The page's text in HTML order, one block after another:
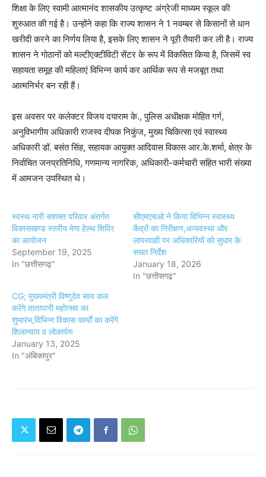
शिक्षा के लिए स्वामी आत्मानंद शासकीय उत्कृष्ट अंग्रेजी माध्यम स्कूल की
शुरुआत की गई है। उन्होंने कहा कि राज्य शासन ने 1 नवम्बर से किसानों से धान
खरीदी करने का निर्णय लिया है, इसके लिए शासन ने पूरी तैयारी कर ली है। राज्य
शासन ने गोठानों को मल्टीएक्टीविटी सेंटर के रूप में विकसित किया है, जिसमें स्व
सहायता समूह की महिलाएं विभिन्न कार्य कर आर्थिक रूप से मजबूत तथा
आत्मनिर्भर बन रही हैं।
इस अवसर पर कलेक्टर विजय दयाराम के., पुलिस अधीक्षक मोहित गर्ग,
अनुविभागीय अधिकारी राजस्व दीपक निकुंज, मुख्य चिकित्सा एवं स्वास्थ्य
अधिकारी डॉ. बसंत सिंह, सहायक आयुक्त आदिवास विकास आर.के.शर्मा, क्षेत्र के
निर्वाचित जनप्रतिनिधि, गणमान्य नागरिक, अधिकारी-कर्मचारी सहित भारी संख्या
में आमजन उपस्थित थे।
स्वस्थ नारी सशक्त परिवार अंतर्गत
विकासखण्ड स्तरीय मेगा हेल्थ शिविर
का आयोजन
September 19, 2025
In "छत्तीसगढ़"
सीएमएचओ ने किया विभिन्न स्वास्थ्य
केंद्रों का निरीक्षण,अव्यवस्था और
लापरवाही पर अधिकारियों को सुधार के
सख्त निर्देश
January 18, 2026
In "छत्तीसगढ़"
CG; मुख्यमंत्री विष्णुदेव साय कल
करेंगे तातापानी महोत्सव का
शुभारंभ,विभिन्न विकास कार्यों का करेंगे
शिलान्याय व लोकार्पण
January 13, 2025
In "अंबिकापुर"